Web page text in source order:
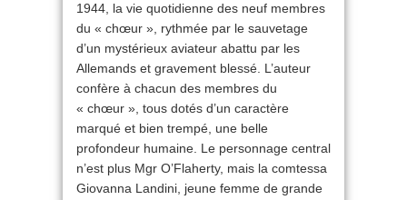
1944, la vie quotidienne des neuf membres
du « chœur », rythmée par le sauvetage
d’un mystérieux aviateur abattu par les
Allemands et gravement blessé. L’auteur
confère à chacun des membres du
« chœur », tous dotés d’un caractère
marqué et bien trempé, une belle
profondeur humaine. Le personnage central
n’est plus Mgr O’Flaherty, mais la comtessa
Giovanna Landini, jeune femme de grande